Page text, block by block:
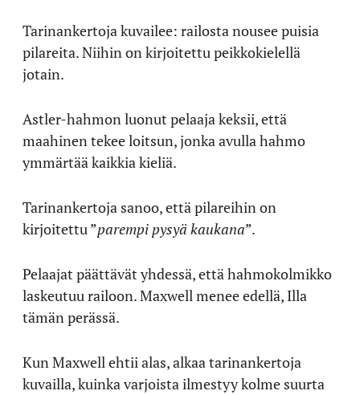
Tarinankertoja kuvailee: railosta nousee puisia
pilareita. Niihin on kirjoitettu peikkokielellä
jotain.
Astler-hahmon luonut pelaaja keksii, että
maahinen tekee loitsun, jonka avulla hahmo
ymmärtää kaikkia kieliä.
Tarinankertoja sanoo, että pilareihin on
kirjoitettu ”parempi pysyä kaukana”.
Pelaajat päättävät yhdessä, että hahmokolmikko
laskeutuu railoon. Maxwell menee edellä, Illa
tämän perässä.
Kun Maxwell ehtii alas, alkaa tarinankertoja
kuvailla, kuinka varjoista ilmestyy kolme suurta